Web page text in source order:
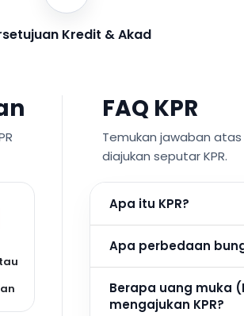
Kredit & Akad
FAQ KPR
Temukan jawaban
diajukan seputar KPR.
Apa itu KPR?
Apa perbedaan
Berapa uang muka
mengajukan KPR?